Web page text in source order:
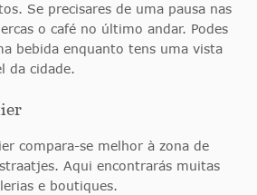
Se precisares de uma pausa nas
o café no último andar. Podes
bebida enquanto tens uma vista
da cidade.
compara-se melhor à zona de
Aqui encontrarás muitas
e boutiques.